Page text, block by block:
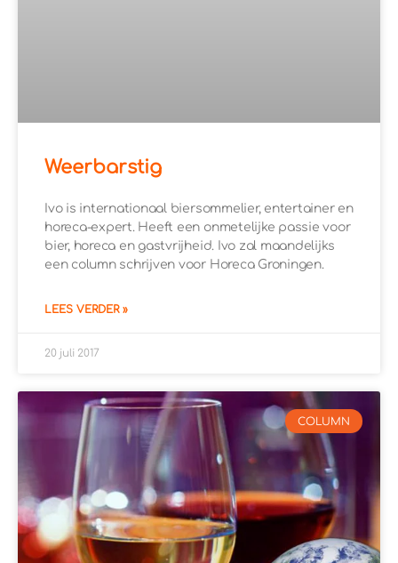
Weerbarstig
Ivo is internationaal biersommelier, entertainer en
horeca-expert. Heeft een onmetelijke passie voor
bier, horeca en gastvrijheid. Ivo zal maandelijks
een column schrijven voor Horeca Groningen.
LEES VERDER »
20 juli 2017
COLUMN